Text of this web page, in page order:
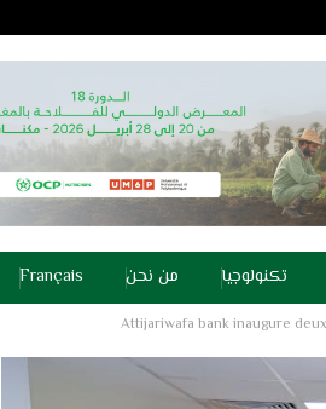
تكنولوجيا من نحن Français
Attijariwafa bank inaugure